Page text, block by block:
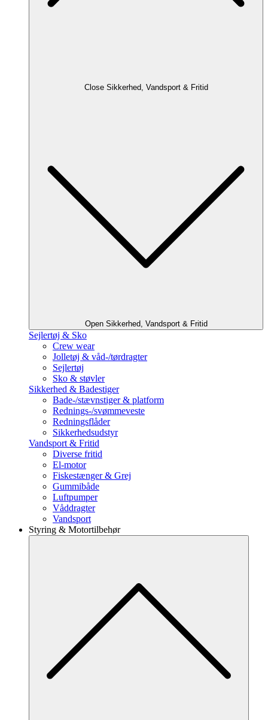
Close Sikkerhed, Vandsport & Fritid
Open Sikkerhed, Vandsport & Fritid
Sejlertøj & Sko
Crew wear
Jolletøj & våd-/tørdragter
Sejlertøj
Sko & støvler
Sikkerhed & Badestiger
Bade-/stævnstiger & platform
Rednings-/svømmeveste
Redningsflåder
Sikkerhedsudstyr
Vandsport & Fritid
Diverse fritid
El-motor
Fiskestænger & Grej
Gummibåde
Luftpumper
Våddragter
Vandsport
Styring & Motortilbehør